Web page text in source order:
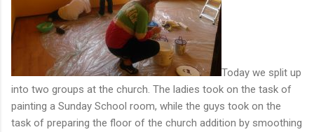
Today we split up
into two groups at the church. The ladies took on the task of
painting a Sunday School room, while the guys took on the
task of preparing the floor of the church addition by smoothing